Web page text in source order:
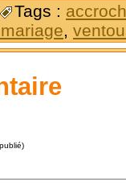
Tags :
,